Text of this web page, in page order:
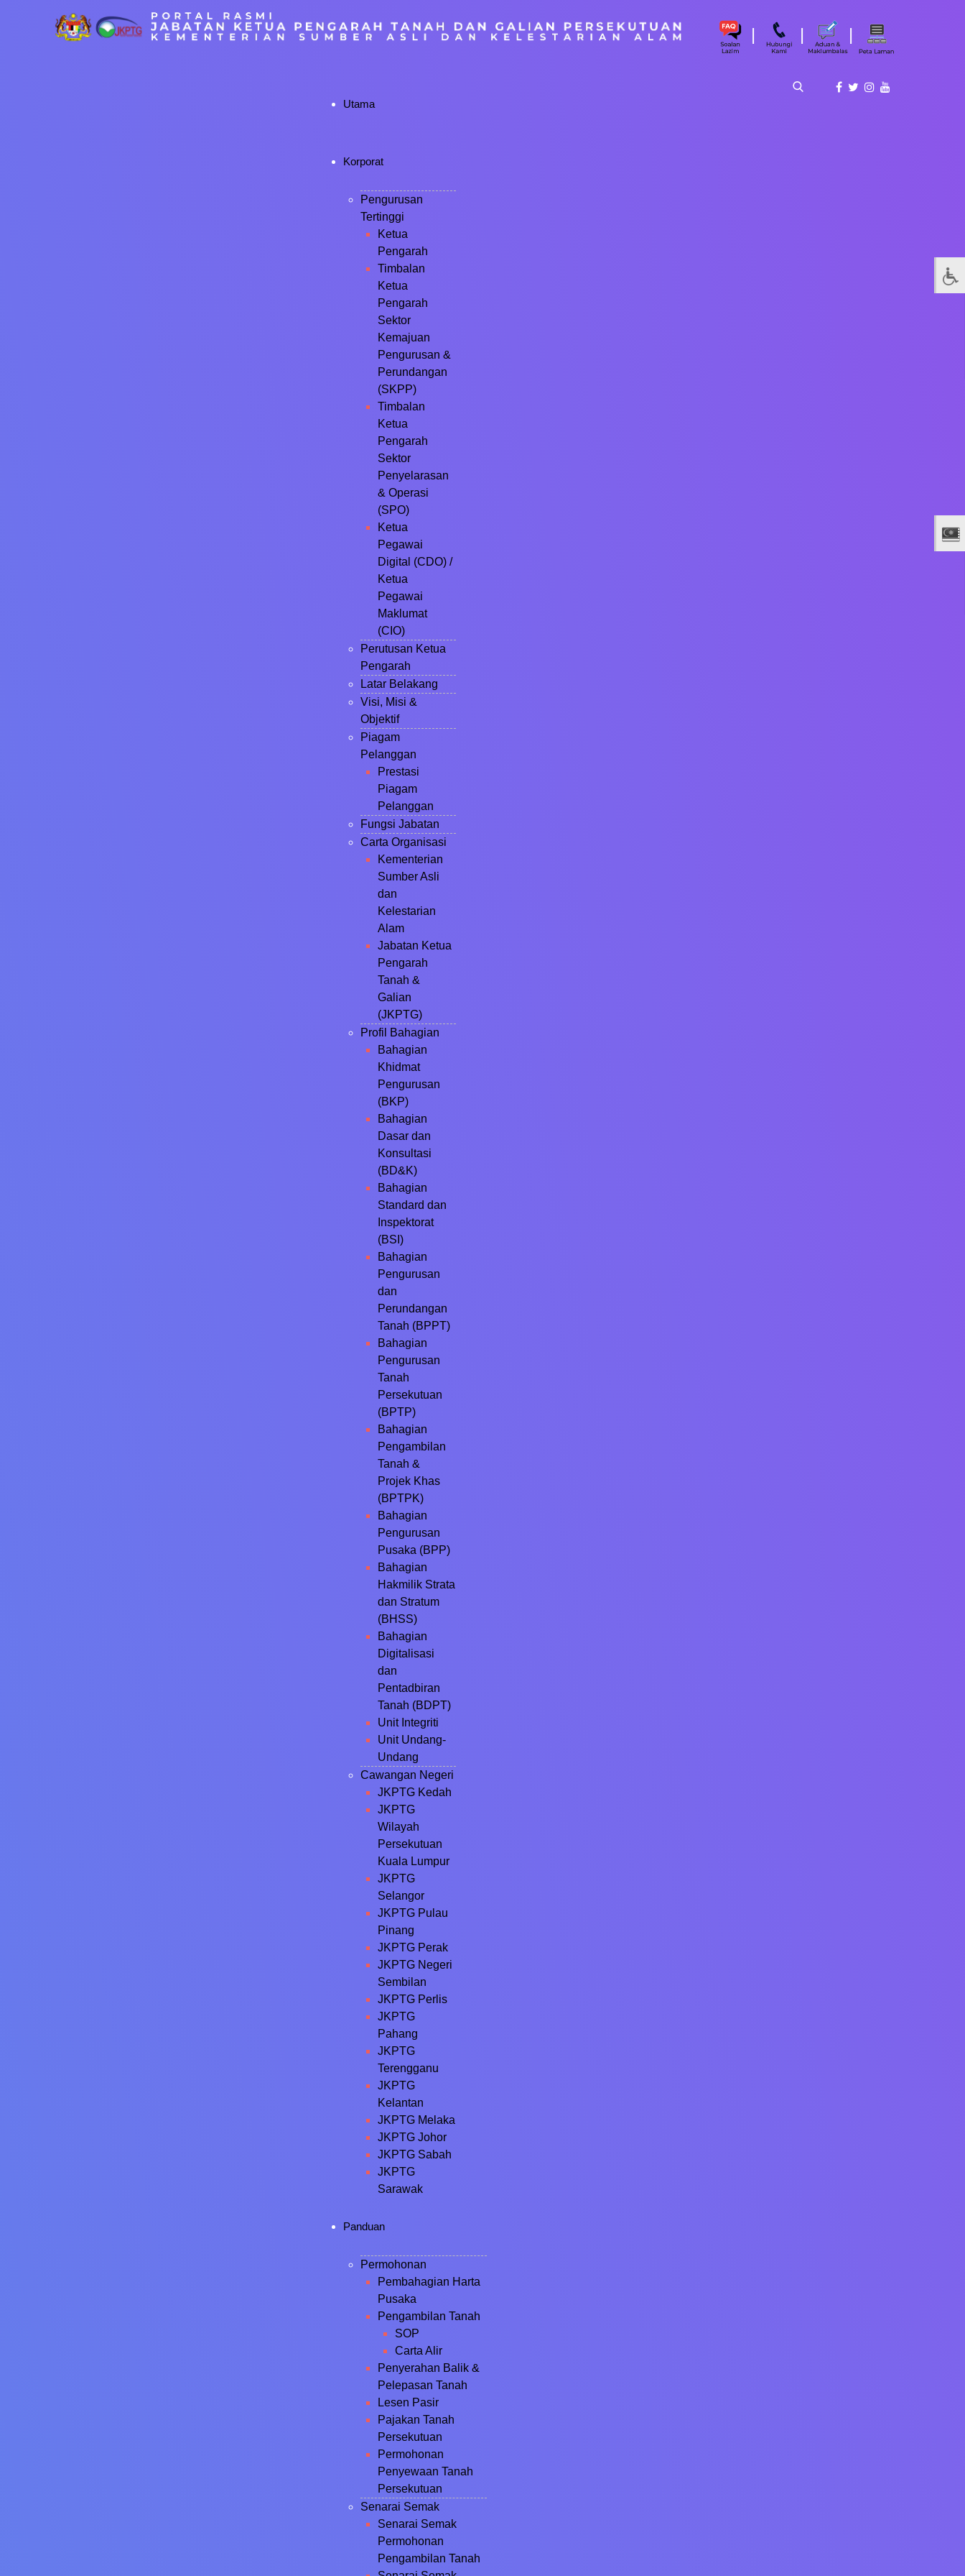
| | |
Utama
Korporat
Pengurusan
Tertinggi
Ketua
Pengarah
Timbalan
Ketua
Pengarah
Sektor
Kemajuan
Pengurusan &
Perundangan
(SKPP)
Timbalan
Ketua
Pengarah
Sektor
Penyelarasan
& Operasi
(SPO)
Ketua
Pegawai
Digital (CDO) /
Ketua
Pegawai
Maklumat
(CIO)
Perutusan Ketua
Pengarah
Latar Belakang
Visi, Misi &
Objektif
Piagam
Pelanggan
Prestasi
Piagam
Pelanggan
Fungsi Jabatan
Carta Organisasi
Kementerian
Sumber Asli
dan
Kelestarian
Alam
Jabatan Ketua
Pengarah
Tanah &
Galian
(JKPTG)
Profil Bahagian
Bahagian
Khidmat
Pengurusan
(BKP)
Bahagian
Dasar dan
Konsultasi
(BD&K)
Bahagian
Standard dan
Inspektorat
(BSI)
Bahagian
Pengurusan
dan
Perundangan
Tanah (BPPT)
Bahagian
Pengurusan
Tanah
Persekutuan
(BPTP)
Bahagian
Pengambilan
Tanah &
Projek Khas
(BPTPK)
Bahagian
Pengurusan
Pusaka (BPP)
Bahagian
Hakmilik Strata
dan Stratum
(BHSS)
Bahagian
Digitalisasi
dan
Pentadbiran
Tanah (BDPT)
Unit Integriti
Unit Undang-
Undang
Cawangan Negeri
JKPTG Kedah
JKPTG
Wilayah
Persekutuan
Kuala Lumpur
JKPTG
Selangor
JKPTG Pulau
Pinang
JKPTG Perak
JKPTG Negeri
Sembilan
JKPTG Perlis
JKPTG
Pahang
JKPTG
Terengganu
JKPTG
Kelantan
JKPTG Melaka
JKPTG Johor
JKPTG Sabah
JKPTG
Sarawak
Panduan
Permohonan
Pembahagian Harta
Pusaka
Pengambilan Tanah
SOP
Carta Alir
Penyerahan Balik &
Pelepasan Tanah
Lesen Pasir
Pajakan Tanah
Persekutuan
Permohonan
Penyewaan Tanah
Persekutuan
Senarai Semak
Senarai Semak
Permohonan
Pengambilan Tanah